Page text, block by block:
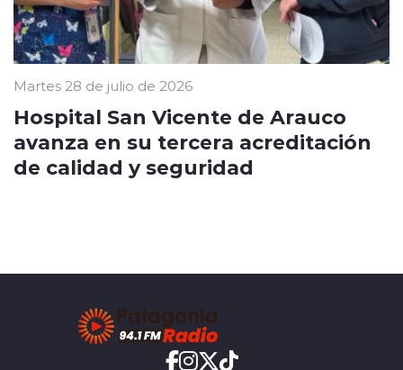
Martes 28 de julio de 2026
Hospital San Vicente de Arauco
avanza en su tercera acreditación
de calidad y seguridad